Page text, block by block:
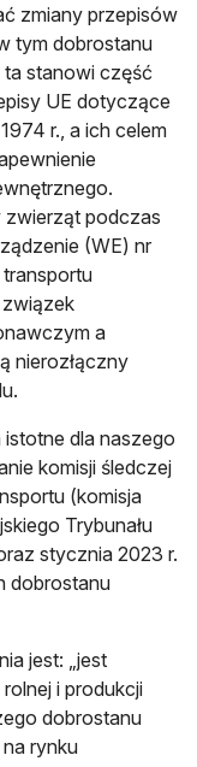
zmiany przepisów
tym dobrostanu
stanowi część
UE dotyczące
r., a ich celem
podczas
(WE) nr
związek
a
nierozłączny
dla naszego
komisji śledczej
(komisja
Trybunału
stycznia 2023 r.
dobrostanu
jest: „jest
i produkcji
dobrostanu
rynku